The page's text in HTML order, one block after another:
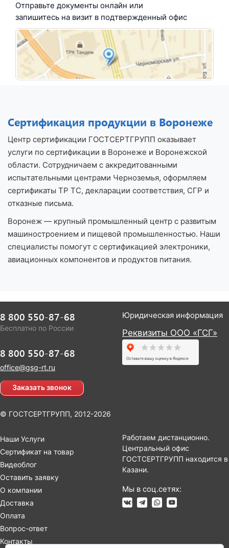
Отправьте документы онлайн или
запишитесь на визит в подтвержденный офис
Сертификация продукции в Воронеже
Центр сертификации ГОСТСЕРТГРУПП оказывает
услуги по сертификации в Воронеже и Воронежской
области. Сотрудничаем с аккредитованными
испытательными центрами Черноземья, оформляем
сертификаты ТР ТС, декларации соответствия, СГР и
отказные письма.
Воронеж — крупный промышленный центр с развитым
машиностроением и пищевой промышленностью. Наши
специалисты помогут с сертификацией электроники,
авиационных компонентов и продуктов питания.
8 800 550-87-68
Бесплатно по России
8 800 550-87-68
office@gsg-rt.ru
Заказать звонок
© ГОСТСЕРТГРУПП, 2012-2026
Юридическая информация
Реквизиты ООО «ГСГ»
Наши Услуги
Сертификат на товар
Видеоблог
Оставить заявку
О компании
Доставка
Оплата
Вопрос-ответ
Контакты
Работаем дистанционно.
Центральный офис
ГОСТСЕРТГРУПП находится в
Казани.
Мы в соц.сетях: